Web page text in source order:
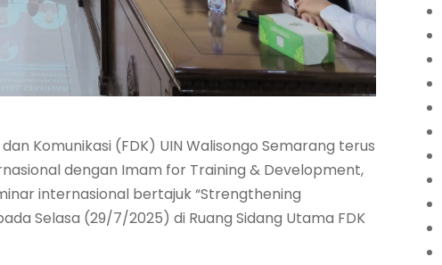
Komunikasi (FDK) UIN Walisongo Semarang terus
dengan Imam for Training & Development,
internasional bertajuk “Strengthening
Selasa (29/7/2025) di Ruang Sidang Utama FDK